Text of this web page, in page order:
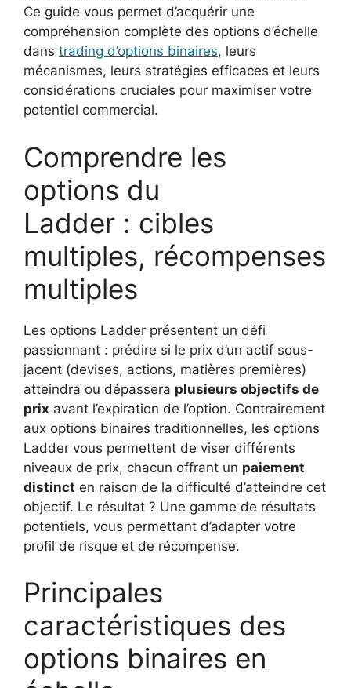
Ce guide vous permet d’acquérir une
compréhension complète des options d’échelle
dans trading d’options binaires, leurs
mécanismes, leurs stratégies efficaces et leurs
considérations cruciales pour maximiser votre
potentiel commercial.
Comprendre les
options du
Ladder : cibles
multiples, récompenses
multiples
Les options Ladder présentent un défi
passionnant : prédire si le prix d’un actif sous-
jacent (devises, actions, matières premières)
atteindra ou dépassera plusieurs objectifs de
prix avant l’expiration de l’option. Contrairement
aux options binaires traditionnelles, les options
Ladder vous permettent de viser différents
niveaux de prix, chacun offrant un paiement
distinct en raison de la difficulté d’atteindre cet
objectif. Le résultat ? Une gamme de résultats
potentiels, vous permettant d’adapter votre
profil de risque et de récompense.
Principales
caractéristiques des
options binaires en